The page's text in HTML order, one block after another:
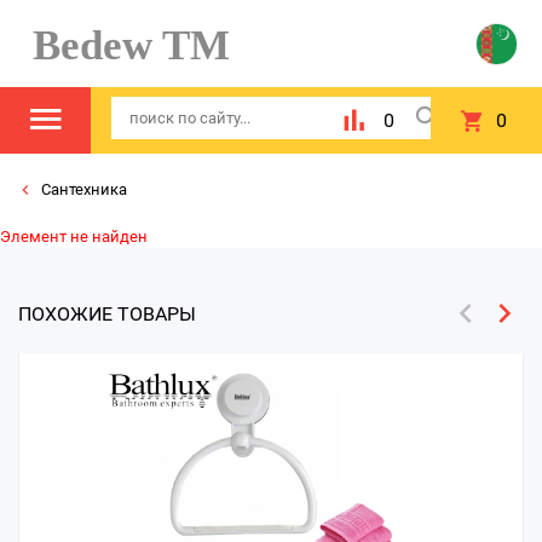
Bedew TM
0 0
Сантехника
Элемент не найден
ПОХОЖИЕ ТОВАРЫ